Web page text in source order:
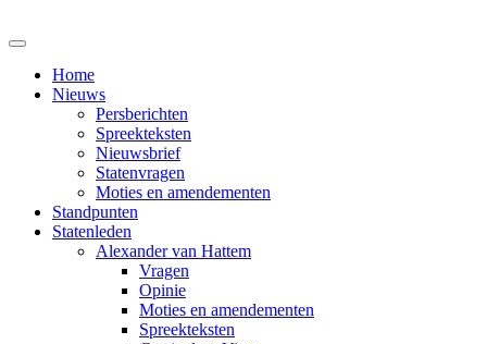
Home
Nieuws
Persberichten
Spreekteksten
Nieuwsbrief
Statenvragen
Moties en amendementen
Standpunten
Statenleden
Alexander van Hattem
Vragen
Opinie
Moties en amendementen
Spreekteksten